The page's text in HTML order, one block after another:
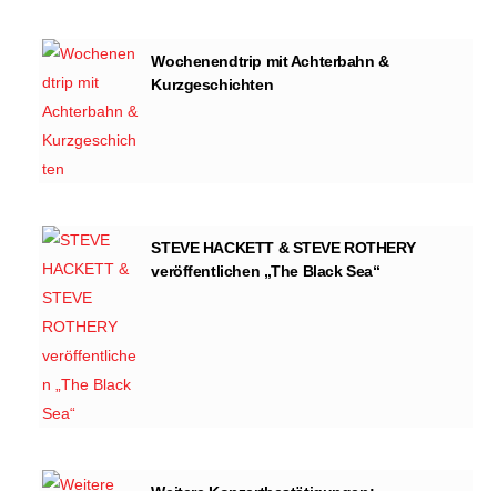
Wochenendtrip mit Achterbahn &
Kurzgeschichten
STEVE HACKETT & STEVE ROTHERY
veröffentlichen „The Black Sea“